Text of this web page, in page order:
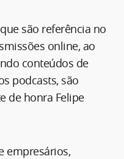
são referência no
online, ao
conteúdos de
podcasts, são
de honra Felipe
empresários,